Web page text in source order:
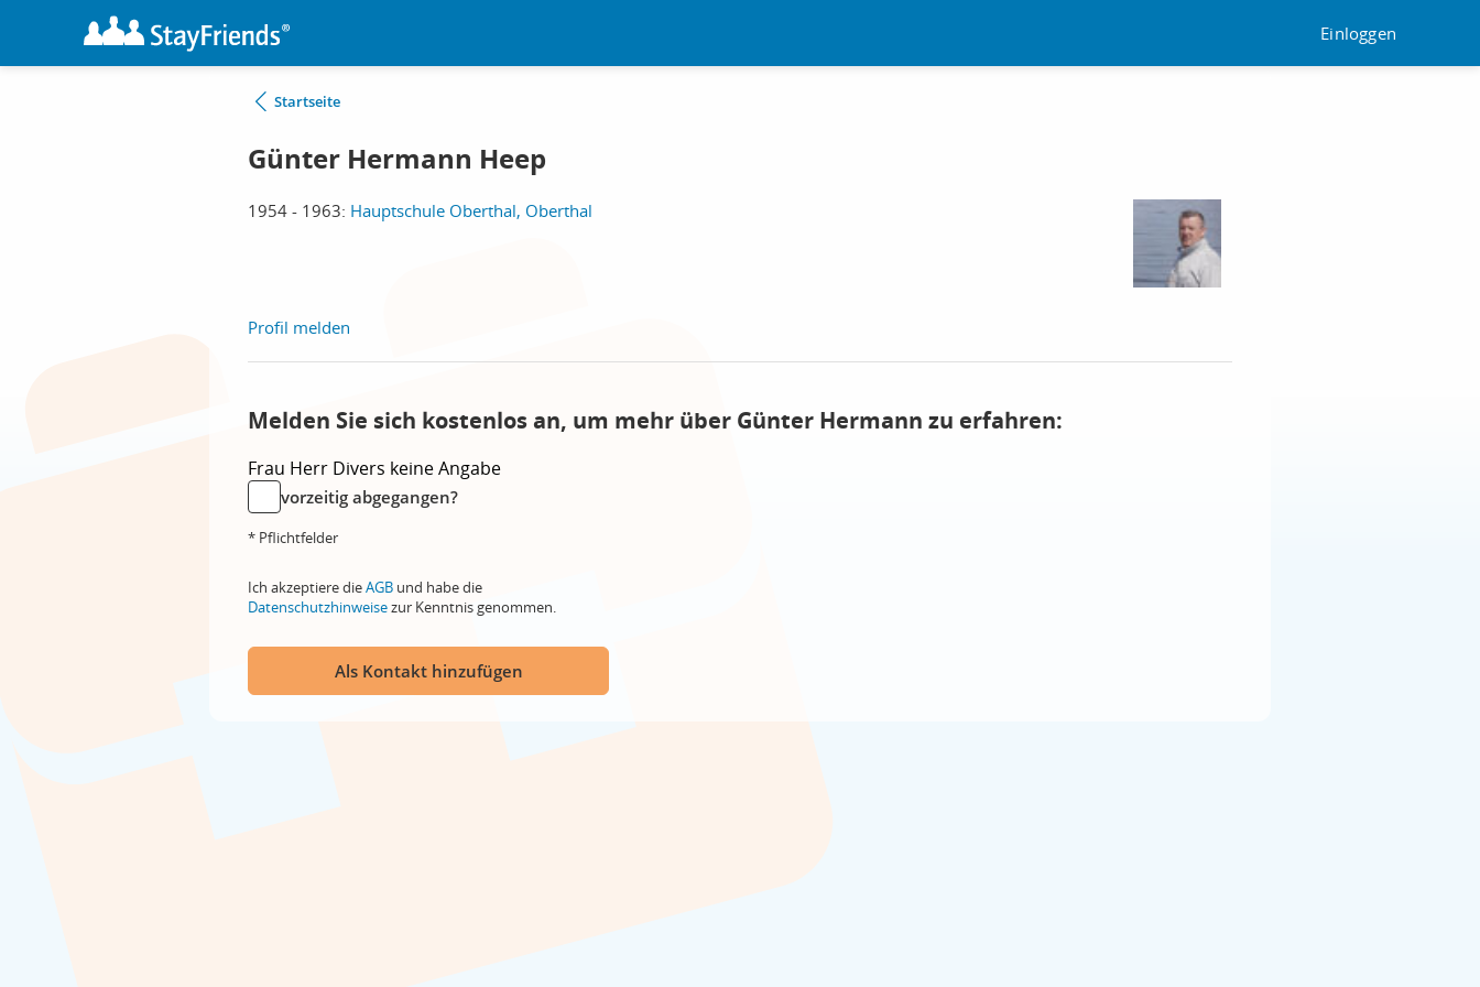
Einloggen
Startseite
Günter Hermann Heep
1954 - 1963: Hauptschule Oberthal, Oberthal
Profil melden
Melden Sie sich kostenlos an, um mehr über Günter Hermann zu erfahren:
Frau Herr Divers keine Angabe
vorzeitig abgegangen?
* Pflichtfelder
Ich akzeptiere dieAGB und habe die
Datenschutzhinweisezur Kenntnis genommen.
Als Kontakt hinzufügen